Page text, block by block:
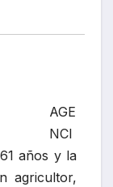
AGE
NCI
años y la
agricultor,